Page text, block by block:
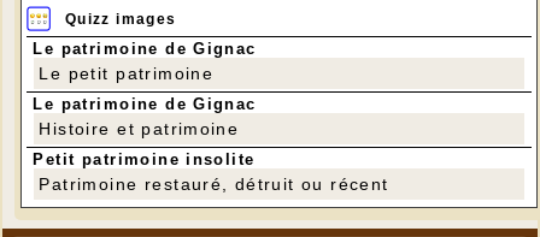
Annette Debrie
jeannotdebrieannette@orange.fr
06 89 44 72 46
Quizz images
Le patrimoine de Gignac
Le petit patrimoine
Le patrimoine de Gignac
Histoire et patrimoine
Petit patrimoine insolite
Patrimoine restauré, détruit ou récent